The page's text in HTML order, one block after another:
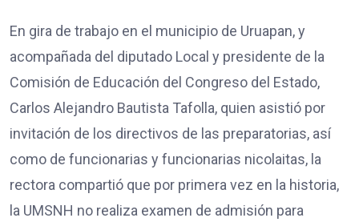
En gira de trabajo en el municipio de Uruapan, y
acompañada del diputado Local y presidente de la
Comisión de Educación del Congreso del Estado,
Carlos Alejandro Bautista Tafolla, quien asistió por
invitación de los directivos de las preparatorias, así
como de funcionarias y funcionarias nicolaitas, la
rectora compartió que por primera vez en la historia,
la UMSNH no realiza examen de admisión para